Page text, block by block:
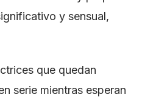
y sensual,
que quedan
serie mientras esperan